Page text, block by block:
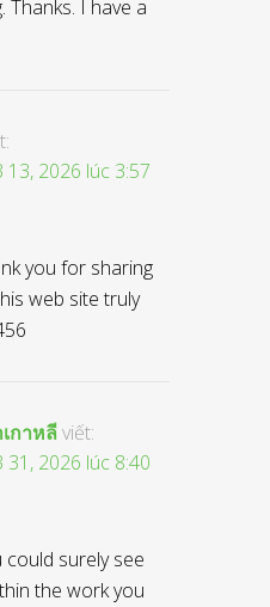
Thanks. I have a
13, 2026 lúc 3:57
you for sharing
web site truly
กาหลีviết:
31, 2026 lúc 8:40
surely see
the work you